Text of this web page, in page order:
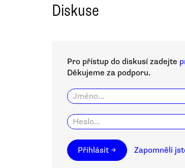
Diskuse
Pro přístup do diskusí zadejte
Děkujeme za podporu.
Přihlásit → Zapomněli